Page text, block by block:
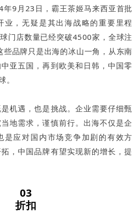
9月23日，霸王茶姬马来西亚首批
业，无疑是其出海战略的重要里程
门店数量已经突破4500家，全球注
品牌只是出海的冰山一角，从东南
亚五国，再到欧美和日韩，中国零
。
机遇，也是挑战。企业需要仔细甄
地需求，谨慎前行。出海不仅是企
是应对国内市场竞争加剧的有效方
，中国品牌有望实现新的增长，提
03
折扣